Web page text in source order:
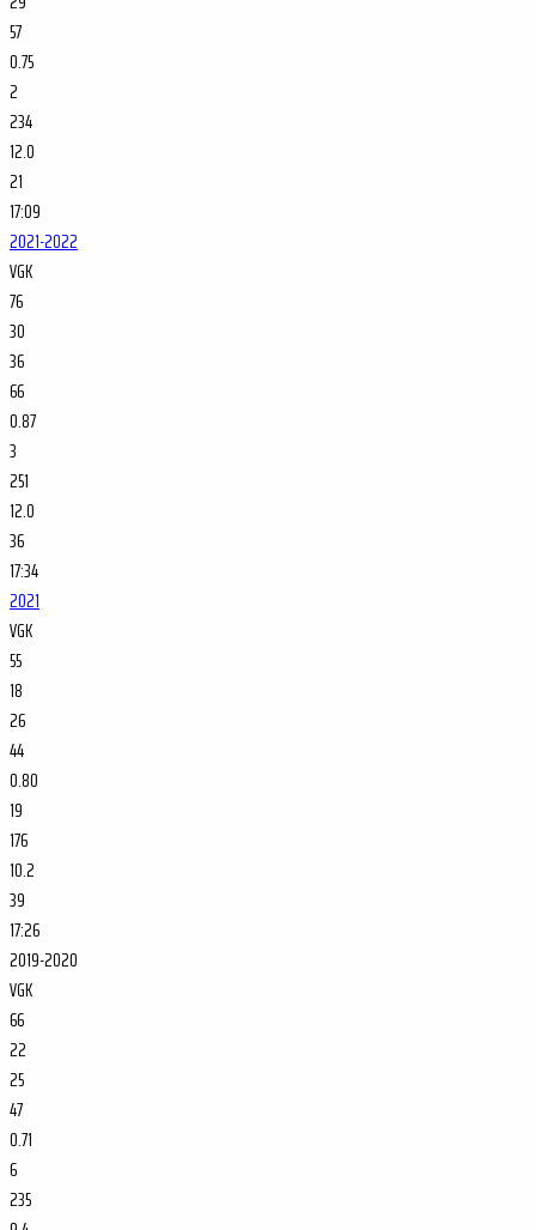
57
0.75
2
234
12.0
21
17:09
2021-2022
VGK
76
30
36
66
0.87
3
251
12.0
36
17:34
2021
VGK
55
18
26
44
0.80
19
176
10.2
39
17:26
2019-2020
VGK
66
22
25
47
0.71
6
235